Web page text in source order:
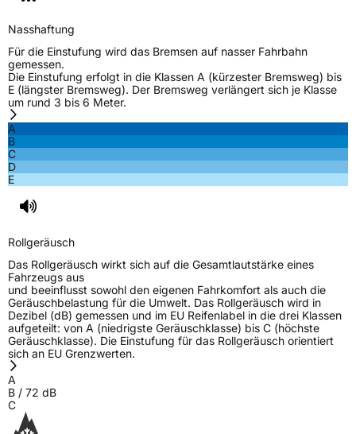
EU Label
EffizienzE
Nasshaftung D
Fahrzeugklasse
3PMSF / Schneeflockensymbol / Alpine-Symbol
EPREL ID 640931
Allgemeine Produktsicherheit (GPSR)
HerstellerkontaktShandong Changfeng Tire Co. LTD, YongAn
Street Guangrao County Dongying City
Nasshaftung
Für die Einstufung wird das Bremsen auf nasser Fahrbahn
gemessen.
Die Einstufung erfolgt in die Klassen A (kürzester Bremsweg) bis
E (längster Bremsweg). Der Bremsweg verlängert sich je Klasse
um rund 3 bis 6 Meter.
A
B
C
D
E
Rollgeräusch
Das Rollgeräusch wirkt sich auf die Gesamtlautstärke eines
Fahrzeugs aus
und beeinflusst sowohl den eigenen Fahrkomfort als auch die
Geräuschbelastung für die Umwelt. Das Rollgeräusch wird in
Dezibel (dB) gemessen und im EU Reifenlabel in die drei Klassen
aufgeteilt: von A (niedrigste Geräuschklasse) bis C (höchste
Geräuschklasse). Die Einstufung für das Rollgeräusch orientiert
sich an EU Grenzwerten.
A
B / 72 dB
C